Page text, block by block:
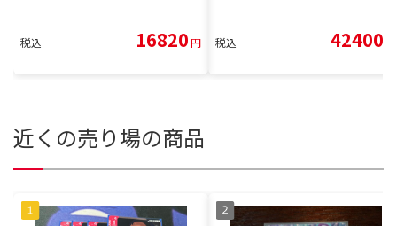
税込 16820円 税込 42400
近くの売り場の商品